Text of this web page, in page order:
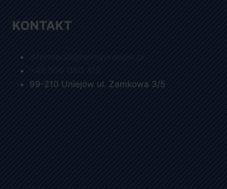
KONTAKT
informacja@termyuniejow.pl
+48 506 090 419
99-210 Uniejów ul. Zamkowa 3/5